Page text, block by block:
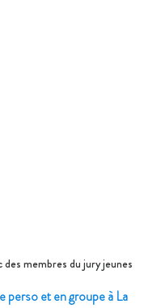
des membres du jury jeunes
perso et en groupe à La